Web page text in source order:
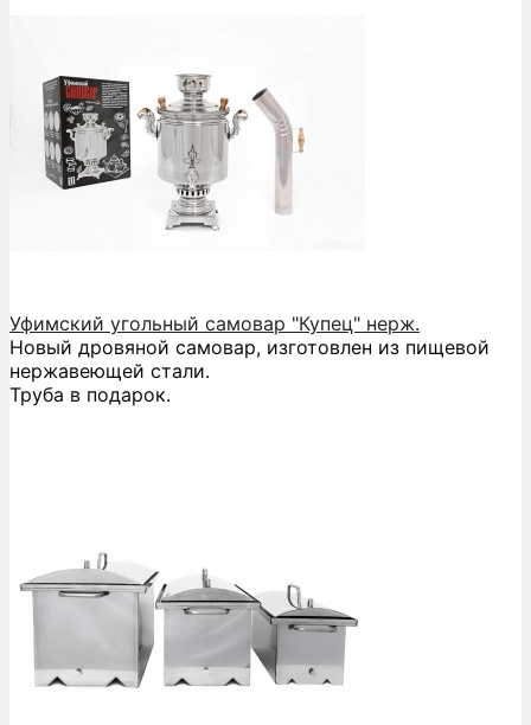
Уфимский угольный самовар "Купец" нерж.
Новый дровяной самовар, изготовлен из пищевой
нержавеющей стали.
Труба в подарок.